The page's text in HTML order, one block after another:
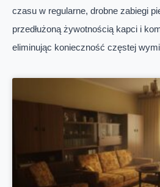
czasu w regularne, drobne zabiegi
przedłużoną żywotnością kapci i
eliminując konieczność częstej